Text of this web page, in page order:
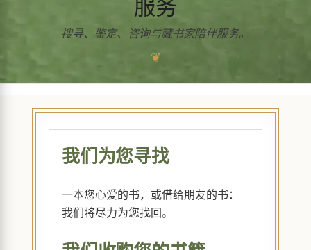
服务
搜寻、鉴定、咨询与藏书家陪伴服务。
❦
我们为您寻找
一本您心爱的书，或借给朋友的书：
我们将尽力为您找回。